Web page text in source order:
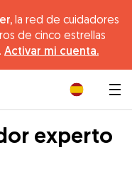
la red de cuidadores
de cinco estrellas
Activar mi cuenta.
experto